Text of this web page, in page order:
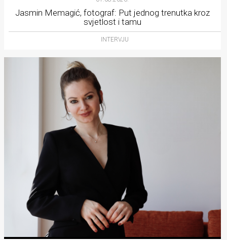
Jasmin Memagić, fotograf: Put jednog trenutka kroz
svjetlost i tamu
INTERVJU